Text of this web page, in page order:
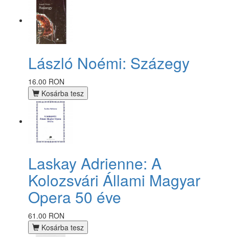
László Noémi: Százegy
16.00 RON
Kosárba tesz
Laskay Adrienne: A
Kolozsvári Állami Magyar
Opera 50 éve
61.00 RON
Kosárba tesz